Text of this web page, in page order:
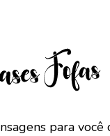
para